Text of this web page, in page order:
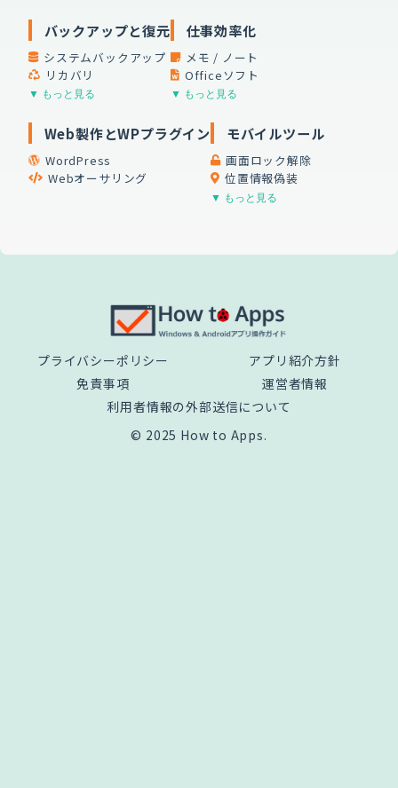
バックアップと復元
システムバックアップ
リカバリ
▼ もっと見る
仕事効率化
メモ / ノート
Officeソフト
▼ もっと見る
Web製作とWPプラグイン
WordPress
Webオーサリング
モバイルツール
画面ロック解除
位置情報偽装
▼ もっと見る
プライバシーポリシー
アプリ紹介方針
免責事項
運営者情報
利用者情報の外部送信について
© 2025 How to Apps.